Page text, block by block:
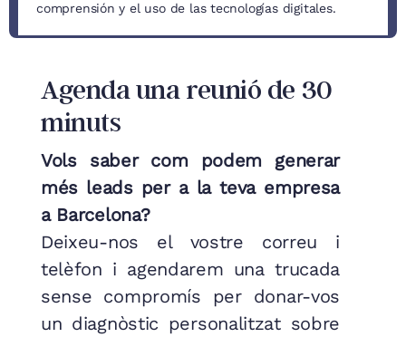
comprensión y el uso de las tecnologías digitales.
Agenda una reunió de 30
minuts
Vols saber com podem generar
més leads per a la teva empresa
a Barcelona?
Deixeu-nos el vostre correu i
telèfon i agendarem una trucada
sense compromís per donar-vos
un diagnòstic personalitzat sobre